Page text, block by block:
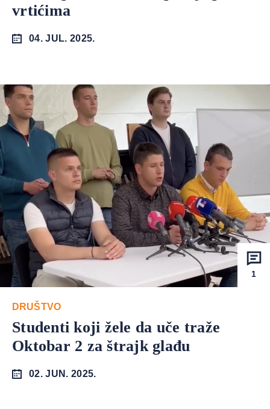
vrtićima
04. JUL. 2025.
1
DRUŠTVO
Studenti koji žele da uče traže
Oktobar 2 za štrajk glađu
02. JUN. 2025.